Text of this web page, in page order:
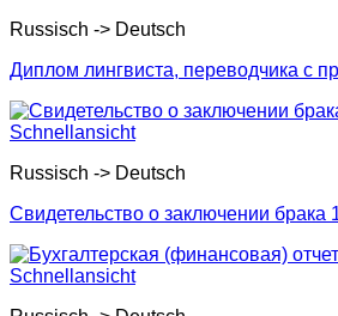
Russisch -> Deutsch
Диплом лингвиста, переводчика с
Schnellansicht
Russisch -> Deutsch
Свидетельство о заключении брака
Schnellansicht